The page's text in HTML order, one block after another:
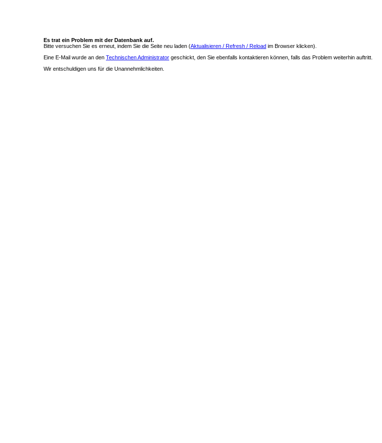
Es trat ein Problem mit der Datenbank auf.
Bitte versuchen Sie es erneut, indem Sie die Seite neu laden (Aktualisieren / Refresh / Reload im Browser klicken).
Eine E-Mail wurde an den Technischen Administrator geschickt, den Sie ebenfalls kontaktieren können, falls das Problem weiterhin auftritt.
Wir entschuldigen uns für die Unannehmlichkeiten.